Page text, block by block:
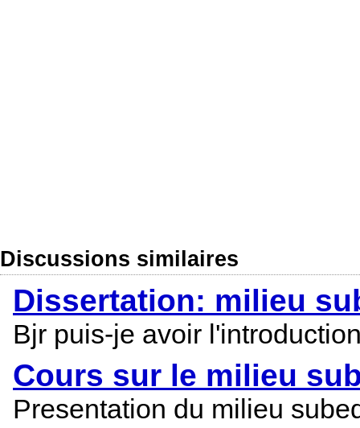
Discussions similaires
Dissertation: milieu
Bjr puis-je avoir
Cours sur le milieu
Presentation du milieu